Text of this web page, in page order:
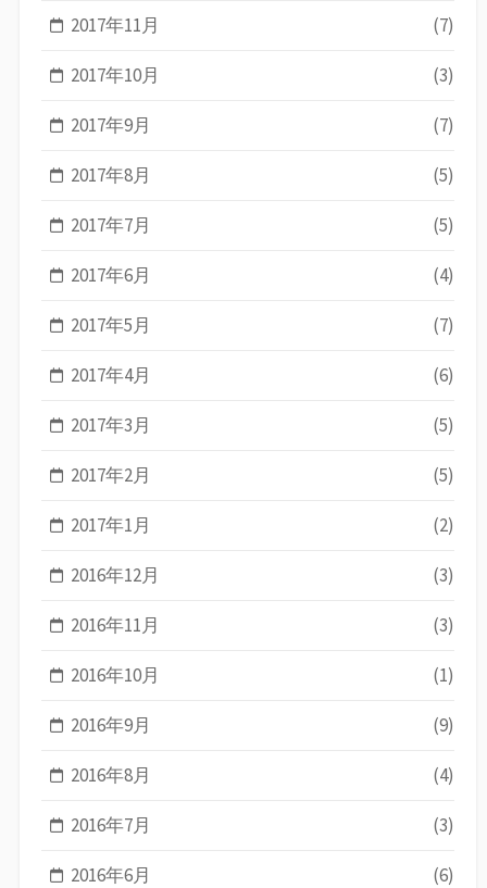
2017年11月 (7)
2017年10月 (3)
2017年9月 (7)
2017年8月 (5)
2017年7月 (5)
2017年6月 (4)
2017年5月 (7)
2017年4月 (6)
2017年3月 (5)
2017年2月 (5)
2017年1月 (2)
2016年12月 (3)
2016年11月 (3)
2016年10月 (1)
2016年9月 (9)
2016年8月 (4)
2016年7月 (3)
2016年6月 (6)